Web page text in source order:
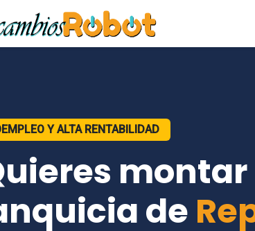
Y ALTA RENTABILIDAD
de